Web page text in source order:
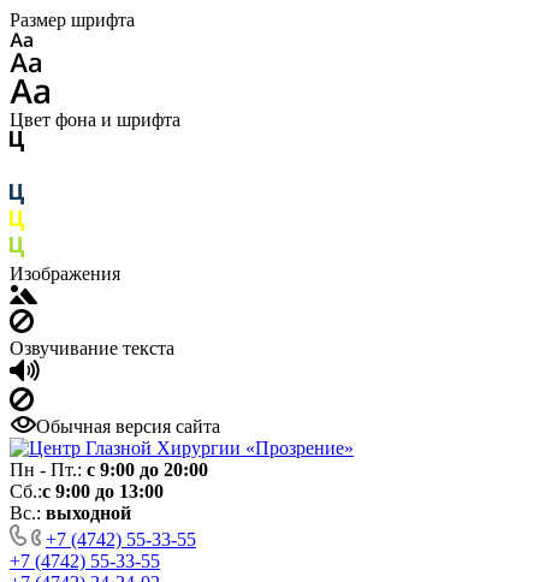
Размер шрифта
Цвет фона и шрифта
Изображения
Озвучивание текста
Обычная версия сайта
Пн - Пт.: с 9:00 до 20:00
Сб.:с 9:00 до 13:00
Вс.: выходной
+7 (4742) 55-33-55
+7 (4742) 55-33-55